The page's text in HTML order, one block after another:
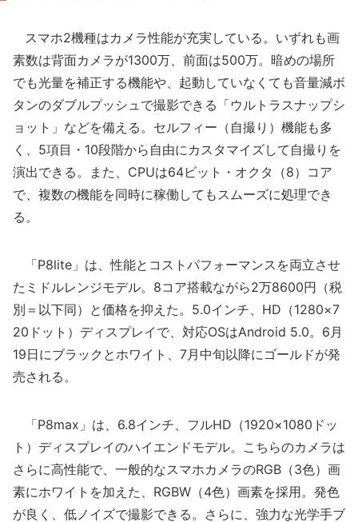
スマホ2機種はカメラ性能が充実している。いずれも画
素数は背面カメラが1300万、前面は500万。暗めの場所
でも光量を補正する機能や、起動していなくても音量減ボ
タンのダブルプッシュで撮影できる「ウルトラスナップシ
ョット」などを備える。セルフィー（自撮り）機能も多
く、5項目・10段階から自由にカスタマイズして自撮りを
演出できる。また、CPUは64ビット・オクタ（8）コア
で、複数の機能を同時に稼働してもスムーズに処理でき
る。
「P8lite」は、性能とコストパフォーマンスを両立させ
たミドルレンジモデル。8コア搭載ながら2万8600円（税
別＝以下同）と価格を抑えた。5.0インチ、HD（1280×7
20ドット）ディスプレイで、対応OSはAndroid 5.0。6月
19日にブラックとホワイト、7月中旬以降にゴールドが発
売される。
「P8max」は、6.8インチ、フルHD（1920×1080ドッ
ト）ディスプレイのハイエンドモデル。こちらのカメラは
さらに高性能で、一般的なスマホカメラのRGB（3色）画
素にホワイトを加えた、RGBW（4色）画素を採用。発色
が良く、低ノイズで撮影できる。さらに、強力な光学手ブ